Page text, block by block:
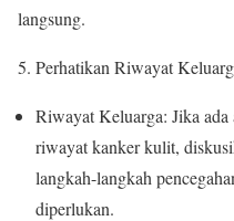
langsung.
5. Perhatikan Riwayat
Riwayat Keluarga: Jika
riwayat kanker kulit,
langkah-langkah
diperlukan.